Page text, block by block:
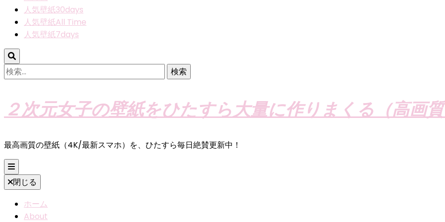
人気壁紙30days
人気壁紙All Time
人気壁紙7days
検
索:
２次元女子の壁紙をひたすら大量に作りまくる（高画
最高画質の壁紙（4K/最新スマホ）を、ひたすら毎日絶賛更新中！
閉じる
ホーム
About